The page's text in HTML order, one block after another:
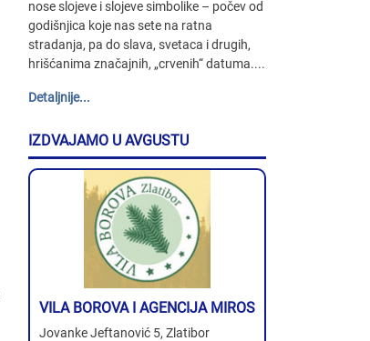
nose slojeve i slojeve simbolike – počev od
godišnjica koje nas sete na ratna
stradanja, pa do slava, svetaca i drugih,
hrišćanima značajnih, „crvenih“ datuma....
Detaljnije...
IZDVAJAMO U AVGUSTU
VILA BOROVA I AGENCIJA MIROS
Jovanke Jeftanović 5, Zlatibor